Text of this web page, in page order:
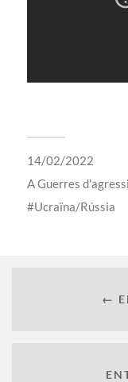
14/02/2022
AGuerres
Ucraïna/Rússia
←